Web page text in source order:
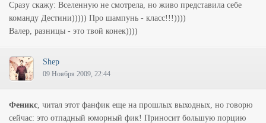
Сразу скажу: Вселенную не смотрела, но живо представила себе
команду Дестини))))) Про шампунь - класс!!!))))
Валер, разницы - это твой конек))))
Shep
09 Ноября 2009, 22:44
Феникс, читал этот фанфик еще на прошлых выходных, но говорю
сейчас: это отпадный юморный фик! Приносит большую порцию